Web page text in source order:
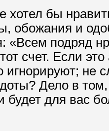
хотел бы
обожания и
«Всем подряд
счет. Если
игнорируют; не
Дело в
для вас